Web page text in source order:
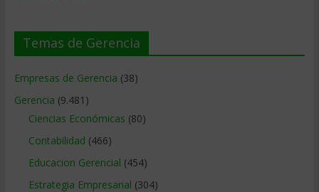
Temas de Gerencia
Empresas de Gerencia (38)
Gerencia (9.481)
Ciencias Económicas (80)
Contabilidad (466)
Educacion Gerencial (454)
Estrategia Empresarial (304)